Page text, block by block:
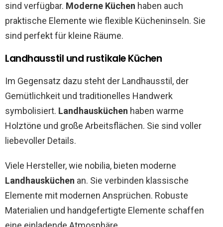
sind verfügbar. Moderne Küchen haben auch
praktische Elemente wie flexible Kücheninseln. Sie
sind perfekt für kleine Räume.
Landhausstil und rustikale Küchen
Im Gegensatz dazu steht der Landhausstil, der
Gemütlichkeit und traditionelles Handwerk
symbolisiert. Landhausküchen haben warme
Holztöne und große Arbeitsflächen. Sie sind voller
liebevoller Details.
Viele Hersteller, wie nobilia, bieten moderne
Landhausküchen an. Sie verbinden klassische
Elemente mit modernen Ansprüchen. Robuste
Materialien und handgefertigte Elemente schaffen